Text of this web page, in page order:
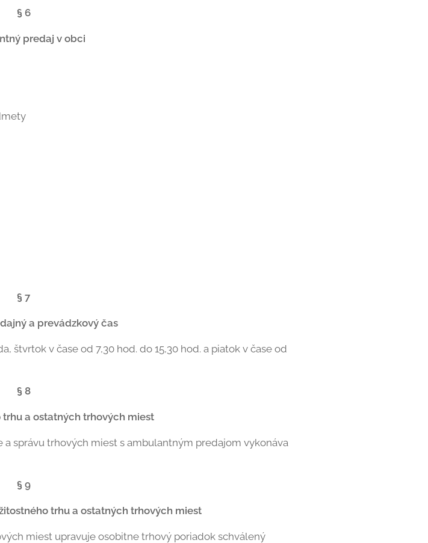
§ 6
predaj v obci
§ 7
a prevádzkový čas
štvrtok v čase od 7,30 hod. do 15,30 hod. a piatok v čase od
§ 8
a ostatných trhových miest
správu trhových miest s ambulantným predajom vykonáva
§ 9
trhu a ostatných trhových miest
miest upravuje osobitne trhový poriadok schválený